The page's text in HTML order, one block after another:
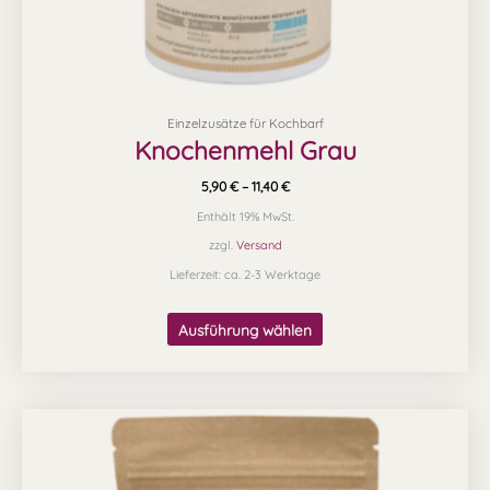
Einzelzusätze für Kochbarf
Knochenmehl Grau
5,90€ – 11,40€
Enthält 19% MwSt.
zzgl. Versand
Lieferzeit: ca. 2-3 Werktage
Ausführung wählen
werden
Preisspanne:
Dieses
Produkt
weist